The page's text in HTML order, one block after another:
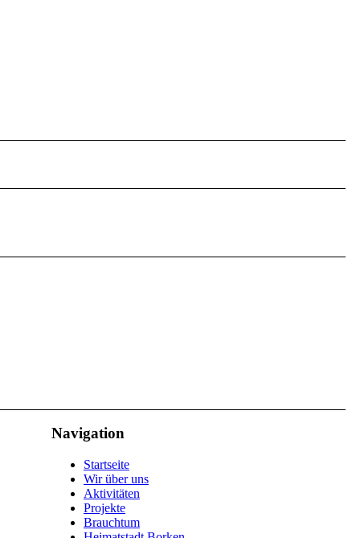
Navigation
Startseite
Wir über uns
Aktivitäten
Projekte
Brauchtum